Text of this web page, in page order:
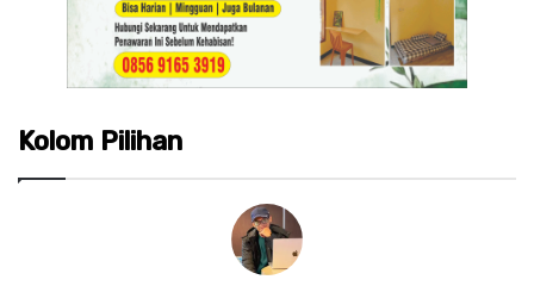
Kolom Pilihan